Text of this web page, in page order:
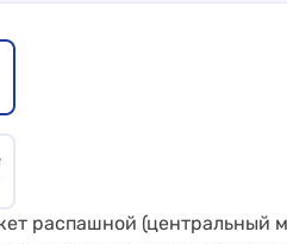
распашной (центральный